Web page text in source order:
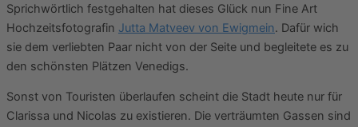
Sprichwörtlich festgehalten hat dieses Glück nun Fine Art
Hochzeitsfotografin Jutta Matveev von Ewigmein. Dafür wich
sie dem verliebten Paar nicht von der Seite und begleitete es zu
den schönsten Plätzen Venedigs.
Sonst von Touristen überlaufen scheint die Stadt heute nur für
Clarissa und Nicolas zu existieren. Die verträumten Gassen sind